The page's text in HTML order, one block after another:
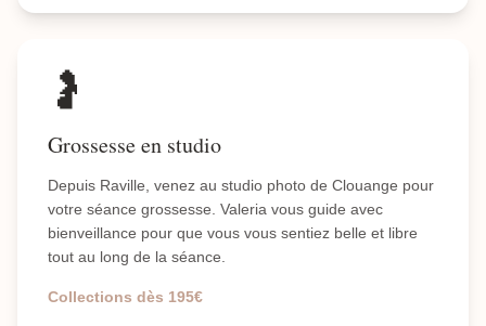
🤰
Grossesse en studio
Depuis Raville, venez au studio photo de Clouange pour
votre séance grossesse. Valeria vous guide avec
bienveillance pour que vous vous sentiez belle et libre
tout au long de la séance.
Collections dès 195€